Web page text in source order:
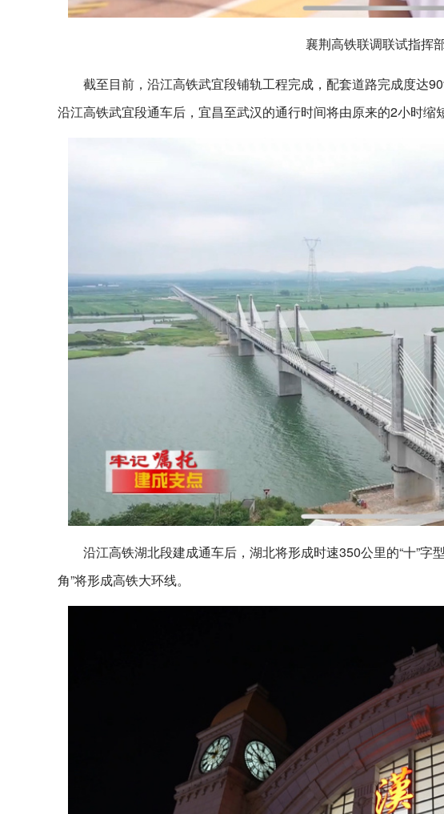
襄荆高铁联调联试指挥
截至目前，沿江高铁武宜段铺轨工程完成，配套道路完成度达
沿江高铁武宜段通车后，宜昌至武汉的通行时间将由原来的2小时缩
沿江高铁湖北段建成通车后，湖北将形成时速350公里的“十”
角”将形成高铁大环线。